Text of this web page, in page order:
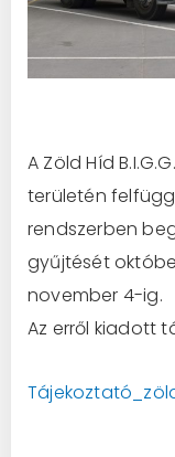
A Zöld Híd
területén
rendszerben
gyűjtését
november 4-ig.
Az erről kiadott